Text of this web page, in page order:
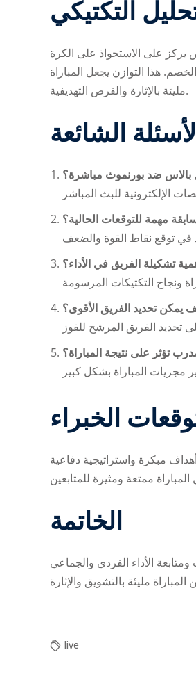
التكتيكي
على الاستحواذ على الكرة
هذا التوازن يجعل المباراة
مليئة بالإثارة والفرص التهديفية.
الشائعة
بالاس ضد بورنموث مباشرة؟
مهمة للتوقعات الحالية؟
تشكيلة الفريق في الأداء؟
يمكن تحديد الفريق الأقوى؟
تؤثر على نتيجة المباراة؟
الخبراء
مبكرة واستراتيجية دفاعية
الخاتمة
الأداء الفردي والجماعي
live